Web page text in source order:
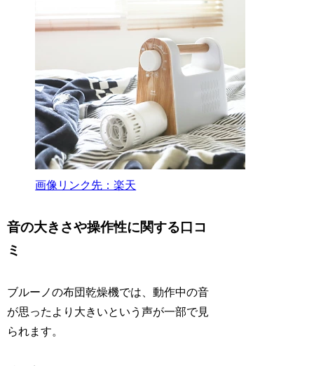
画像リンク先：楽天
音の大きさや操作性に関する口コ
ミ
ブルーノの布団乾燥機では、動作中の音
が思ったより大きいという声が一部で見
られます。